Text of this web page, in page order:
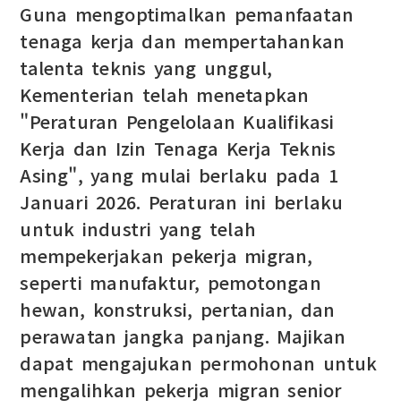
Guna mengoptimalkan pemanfaatan
tenaga kerja dan mempertahankan
talenta teknis yang unggul,
Kementerian telah menetapkan
"Peraturan Pengelolaan Kualifikasi
Kerja dan Izin Tenaga Kerja Teknis
Asing", yang mulai berlaku pada 1
Januari 2026. Peraturan ini berlaku
untuk industri yang telah
mempekerjakan pekerja migran,
seperti manufaktur, pemotongan
hewan, konstruksi, pertanian, dan
perawatan jangka panjang. Majikan
dapat mengajukan permohonan untuk
mengalihkan pekerja migran senior